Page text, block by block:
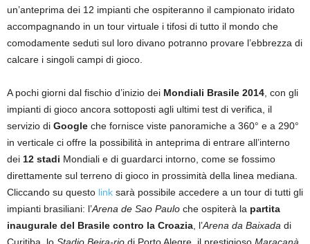
un’anteprima dei 12 impianti che ospiteranno il campionato iridato
accompagnando in un tour virtuale i tifosi di tutto il mondo che
comodamente seduti sul loro divano potranno provare l’ebbrezza di
calcare i singoli campi di gioco.
A pochi giorni dal fischio d’inizio dei Mondiali Brasile 2014, con gli
impianti di gioco ancora sottoposti agli ultimi test di verifica, il
servizio di Google che fornisce viste panoramiche a 360° e a 290°
in verticale ci offre la possibilità in anteprima di entrare all’interno
dei 12 stadi Mondiali e di guardarci intorno, come se fossimo
direttamente sul terreno di gioco in prossimità della linea mediana.
Cliccando su questo link sarà possibile accedere a un tour di tutti gli
impianti brasiliani: l’Arena de Sao Paulo che ospiterà la partita
inaugurale del Brasile contro la Croazia, l’Arena da Baixada di